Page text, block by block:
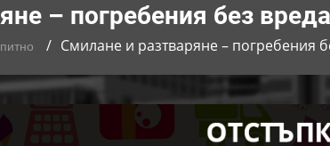
– погребения без
Смилане и разтваряне – погребения